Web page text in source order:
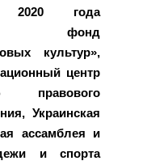
года
фонд
культур»,
центр
Украинская
ассамблея и
и спорта